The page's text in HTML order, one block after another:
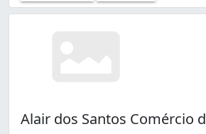
Alair dos Santos Comércio